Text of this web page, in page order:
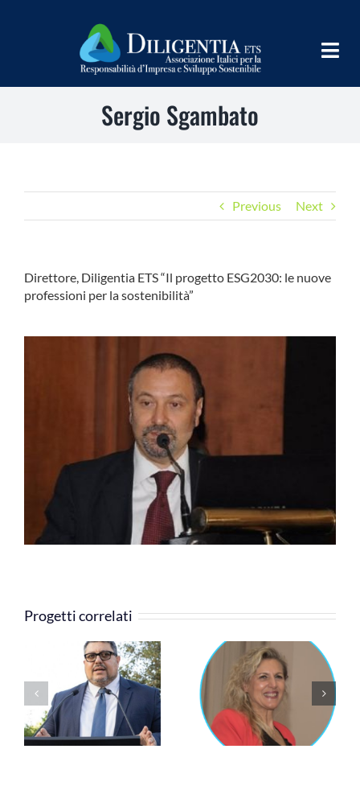
TEAMS
LEARN
PROGRAMS
Sergio Sgambato
Previous Next
Direttore, Diligentia ETS “Il progetto ESG2030: le nuove
professioni per la sostenibilità”
Progetti correlati
Cinzia Rossi Silvia Grandi